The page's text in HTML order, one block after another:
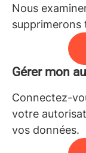
Nous
supprimerons
Gérer mon
Connectez-
votre
vos données.